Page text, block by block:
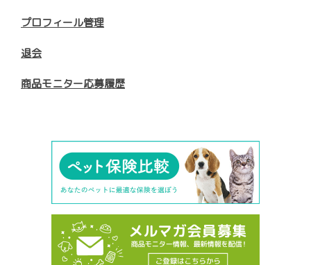
プロフィール管理
退会
商品モニター応募履歴